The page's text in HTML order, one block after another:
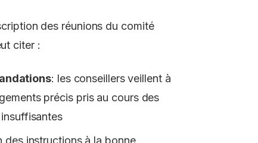
des réunions du comité
citer :
: les conseillers veillent à
précis pris au cours des
des instructions à la bonne